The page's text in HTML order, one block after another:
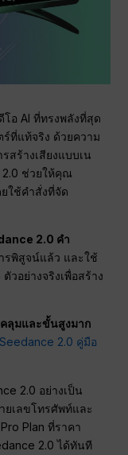
โอ AI ที่ทรงพลังที่สุด
ที่แท้จริง ด้วยความ
สร้างเสียงแบบเน
2.0 ช่วยให้คุณ
ใช้คำสั่งที่จัด
2.0 คำ
รพิสูจน์แล้ว และใช้
วอย่างจริงเพื่อสร้าง
ลุมและขั้นสูงมาก
Seedance 2.0 คู่มือ
2.0 อย่างเป็น
ยเลขโทรศัพท์และ
Plan ที่ราคา
2.0 ได้ทันที